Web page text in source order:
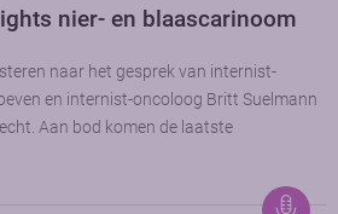
nier- en blaascarinoom
naar het gesprek van internist-
en internist-oncoloog Britt Suelmann
Aan bod komen de laatste